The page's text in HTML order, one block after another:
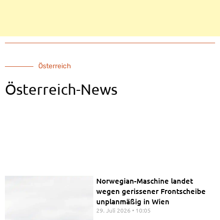
Österreich
Österreich-News
Norwegian-Maschine landet
wegen gerissener Frontscheibe
unplanmäßig in Wien
29. Juli 2026 10:05